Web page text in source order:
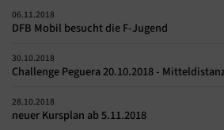
06.11.2018
DFB Mobil besucht die F-Jugend
30.10.2018
Challenge Peguera 20.10.2018 -
28.10.2018
neuer Kursplan ab 5.11.2018